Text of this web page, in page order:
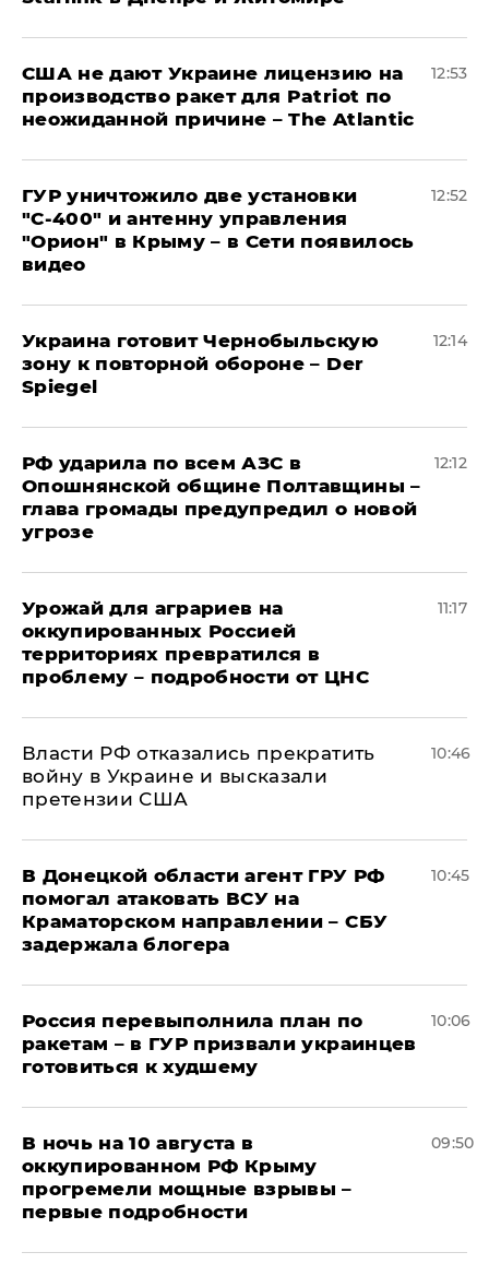
США не дают Украине лицензию на
производство ракет для Patriot по
неожиданной причине – The Atlantic
12:53
ГУР уничтожило две установки
"С‑400" и антенну управления
"Орион" в Крыму – в Сети появилось
видео
12:52
Украина готовит Чернобыльскую
зону к повторной обороне – Der
Spiegel
12:14
РФ ударила по всем АЗС в
Опошнянской общине Полтавщины –
глава громады предупредил о новой
угрозе
12:12
Урожай для аграриев на
оккупированных Россией
территориях превратился в
проблему – подробности от ЦНС
11:17
Власти РФ отказались прекратить
войну в Украине и высказали
претензии США
10:46
В Донецкой области агент ГРУ РФ
помогал атаковать ВСУ на
Краматорском направлении – СБУ
задержала блогера
10:45
Россия перевыполнила план по
ракетам – в ГУР призвали украинцев
готовиться к худшему
10:06
В ночь на 10 августа в
оккупированном РФ Крыму
прогремели мощные взрывы –
первые подробности
09:50